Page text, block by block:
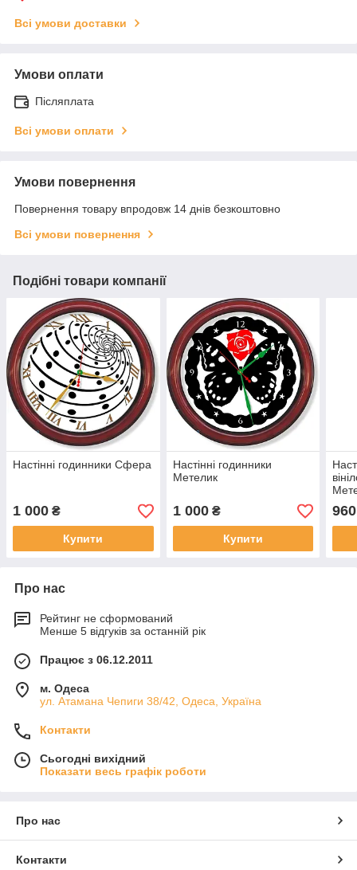
Всі умови доставки
Умови оплати
Післяплата
Всі умови оплати
Умови повернення
Повернення товару впродовж 14 днів безкоштовно
Всі умови повернення
Подібні товари компанії
Настінні годинники Сфера
1 000 ₴
Купити
Настінні годинники
Метелик
1 000₴
Купити
960
Про нас
Рейтинг не сформований
Менше 5 відгуків за останній рік
Працює з 06.12.2011
м. Одеса
ул. Атамана Чепиги 38/42, Одеса, Україна
Контакти
Сьогодні вихідний
Показати весь графік роботи
Про нас
Контакти